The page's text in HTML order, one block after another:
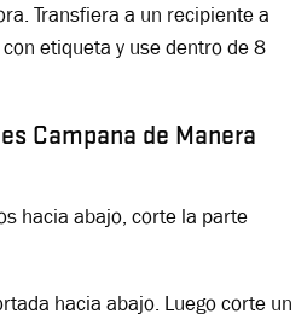
Transfiera a un recipiente a
etiqueta y use dentro de 8
Campana de Manera
hacia abajo, corte la parte
hacia abajo. Luego corte un